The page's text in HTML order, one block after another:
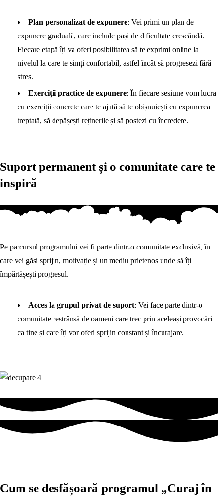
Plan personalizat de expunere: Vei primi un plan de
expunere graduală, care include pași de dificultate crescândă.
Fiecare etapă îți va oferi posibilitatea să te exprimi online la
nivelul la care te simți confortabil, astfel încât să progresezi fără
stres.
Exerciții practice de expunere: În fiecare sesiune vom lucra
cu exerciții concrete care te ajută să te obișnuiești cu expunerea
treptată, să depășești reținerile și să postezi cu încredere.
Suport permanent și o comunitate care te
inspiră
Pe parcursul programului vei fi parte dintr-o comunitate exclusivă, în
care vei găsi sprijin, motivație și un mediu prietenos unde să îți
împărtășești progresul.
Acces la grupul privat de suport: Vei face parte dintr-o
comunitate restrânsă de oameni care trec prin aceleași provocări
ca tine și care îți vor oferi sprijin constant și încurajare.
Cum se desfășoară programul „Curaj în